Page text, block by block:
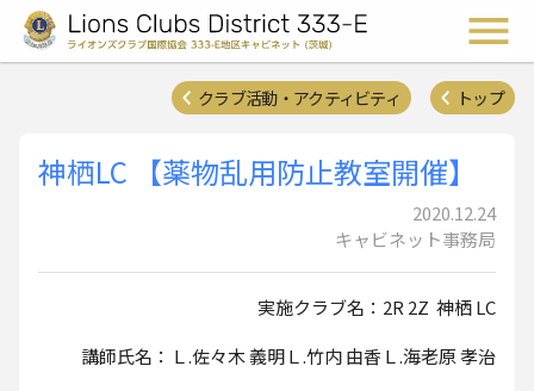
ライオンズクラ
トップ
クラブ活動・アクティビティ
神栖LC 【薬物乱用防止教室開催】
2020.12.24
キャビネット事務局
実施クラブ名：2R 2Z 神栖 LC
講師氏名：Ｌ.佐々木 義明Ｌ.竹内 由香Ｌ.海老原 孝治